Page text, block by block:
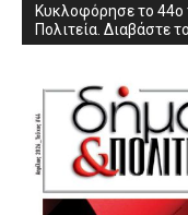
Κυκλοφόρησε το 44ο
Πολιτεία. Διαβάστε